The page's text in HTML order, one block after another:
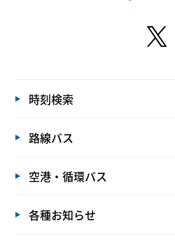
時刻検索
路線バス
空港・循環バス
各種お知らせ